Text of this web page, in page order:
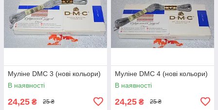
Муліне DMC 3 (нові кольори)
В наявності
24,25 ₴ 25 ₴
Муліне DMC 4 (нові кольори)
В наявності
24,25 ₴ 25 ₴